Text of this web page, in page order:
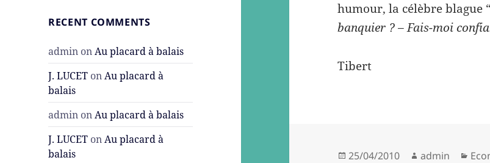
RECENT COMMENTS
admin onAu placard à balais
J. LUCET onAu placard à
balais
admin onAu placard à balais
J. LUCET onAu placard à
balais
humour, la célèbre blague “
banquier ? – Fais-moi
Tibert
Posted
25/04/2010 Author
admin